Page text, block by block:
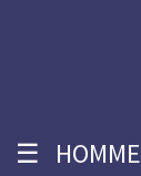
☰ HOMME